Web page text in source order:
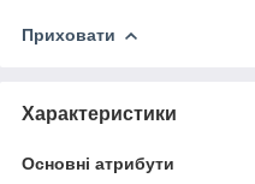
Приховати
Характеристики
Основні атрибути